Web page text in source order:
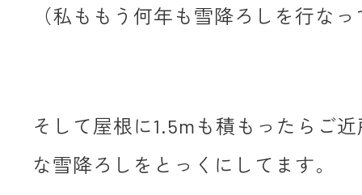
（私ももう何年も雪降ろしを行な
そして屋根に1.5mも積もったらご
な雪降ろしをとっくにしてます。